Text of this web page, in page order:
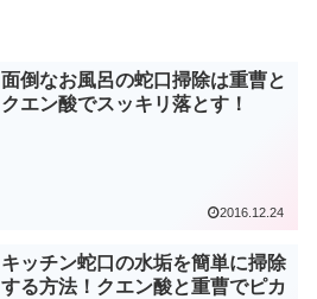
面倒なお風呂の蛇口掃除は重曹と
クエン酸でスッキリ落とす！
2016.12.24
キッチン蛇口の水垢を簡単に掃除
する方法！クエン酸と重曹でピカ